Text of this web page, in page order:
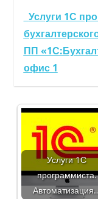
Услуги 1С
ПП
офис 1
Услуги 1С
программиста.